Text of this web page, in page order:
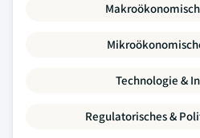
Technologie &
Regulatorisches &